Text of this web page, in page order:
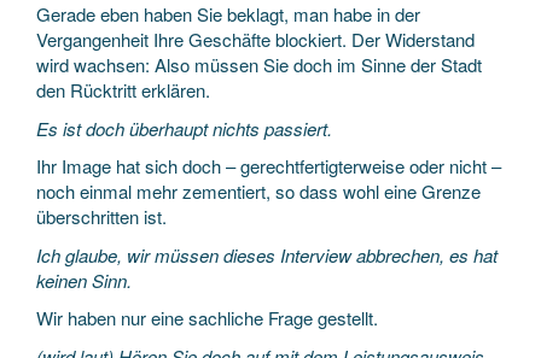
Gerade eben haben Sie beklagt, man habe in der
Vergangenheit Ihre Geschäfte blockiert. Der Widerstand
wird wachsen: Also müssen Sie doch im Sinne der Stadt
den Rücktritt erklären.
Es ist doch überhaupt nichts passiert.
Ihr Image hat sich doch – gerechtfertigterweise oder nicht –
noch einmal mehr zementiert, so dass wohl eine Grenze
überschritten ist.
Ich glaube, wir müssen dieses Interview abbrechen, es hat
keinen Sinn.
Wir haben nur eine sachliche Frage gestellt.